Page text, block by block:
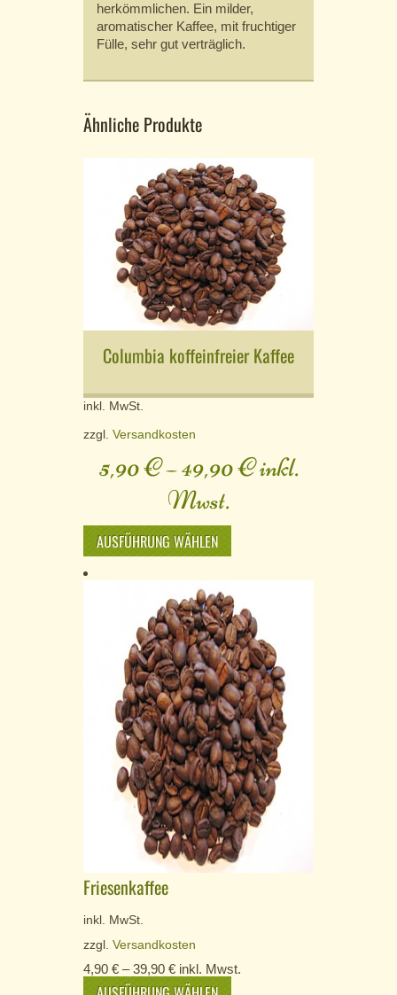
herkömmlichen. Ein milder,
aromatischer Kaffee, mit fruchtiger
Fülle, sehr gut verträglich.
Ähnliche Produkte
Columbia koffeinfreier Kaffee
inkl. MwSt.
zzgl. Versandkosten
5,90€–49,90€inkl.
Mwst.
AUSFÜHRUNG WÄHLEN
Friesenkaffee
inkl. MwSt.
zzgl. Versandkosten
4,90 € –39,90 € inkl. Mwst.